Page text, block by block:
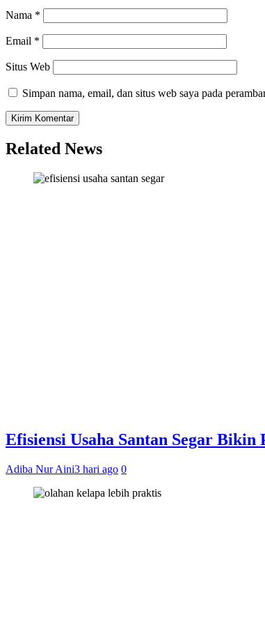
Nama *
Email *
Situs Web
Simpan nama, email, dan situs web saya pada
Related News
Efisiensi Usaha Santan Segar
Adiba Nur Aini3 hari ago 0